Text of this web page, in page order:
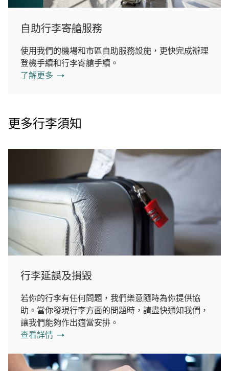
自助行李寄艙服務
使用我們的機場和市區自助服務設施，更快完成辦理
登機手續和行李寄艙手續。
了解更多
更多行李須知
行李延誤及損毀
若你的行李有任何問題，我們樂意隨時為你提供協
助。當你發現行李方面的問題時，請盡快通知我們，
讓我們能夠作出適當安排。
查看詳情